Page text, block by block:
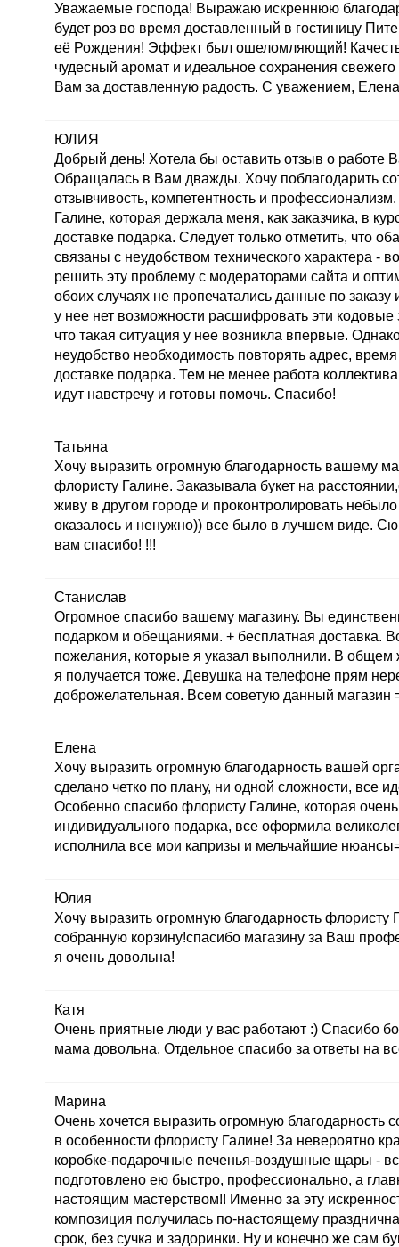
Уважаемые господа! Выражаю искреннюю
будет роз во время доставленный в гостиницу
её Рождения! Эффект был ошеломляющий!
чудесный аромат и идеальное сохранения
Вам за доставленную радость. С уважением,
ЮЛИЯ
Добрый день! Хотела бы оставить отзыв о работе
Обращалась в Вам дважды. Хочу поблагодарить
отзывчивость, компетентность и
Галине, которая держала меня, как заказчика, в
доставке подарка. Следует только отметить, что
связаны с неудобством технического характера -
решить эту проблему с модераторами сайта и
обоих случаях не пропечатались данные по заказу
у нее нет возможности расшифровать эти кодовые
что такая ситуация у нее возникла впервые.
неудобство необходимость повторять адрес,
доставке подарка. Тем не менее работа
идут навстречу и готовы помочь. Спасибо!
Татьяна
Хочу выразить огромную благодарность вашему
флористу Галине. Заказывала букет на
живу в другом городе и проконтролировать
оказалось и ненужно)) все было в лучшем виде.
вам спасибо! !!!
Станислав
Огромное спасибо вашему магазину. Вы
подарком и обещаниями. + бесплатная доставка.
пожелания, которые я указал выполнили. В общем
я получается тоже. Девушка на телефоне прям
доброжелательная. Всем советую данный магазин
Елена
Хочу выразить огромную благодарность вашей
сделано четко по плану, ни одной сложности, все
Особенно спасибо флористу Галине, которая
индивидуального подарка, все оформила
исполнила все мои капризы и мельчайшие
Юлия
Хочу выразить огромную благодарность флористу
собранную корзину!спасибо магазину за Ваш
я очень довольна!
Катя
Очень приятные люди у вас работают :) Спасибо
мама довольна. Отдельное спасибо за ответы на
Марина
Очень хочется выразить огромную благодарность
в особенности флористу Галине! За невероятно
коробке-подарочные печенья-воздушные щары -
подготовлено ею быстро, профессионально, а
настоящим мастерством!! Именно за эту
композиция получилась по-настоящему
срок, без сучка и задоринки. Ну и конечно же сам